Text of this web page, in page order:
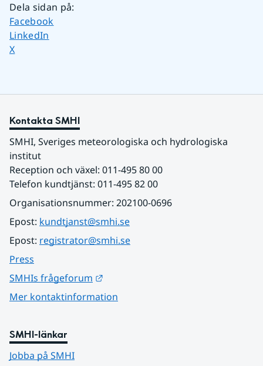
Dela sidan på:
Dela sidan på
Facebook
Dela sidan på
LinkedIn
Dela sidan på
X
Kontakta SMHI
SMHI, Sveriges meteorologiska och hydrologiska
institut
Reception och växel: 011-495 80 00
Telefon kundtjänst: 011-495 82 00
Organisationsnummer: 202100-0696
Epost: kundtjanst@smhi.se
Epost: registrator@smhi.se
Press
SMHIs frågeforum
Mer kontaktinformation
SMHI-länkar
Jobba på SMHI